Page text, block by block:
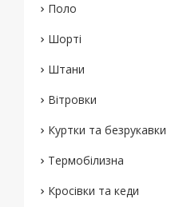
Поло
Шорті
Штани
Вітровки
Куртки та безрукавки
Термобілизна
Кросівки та кеди